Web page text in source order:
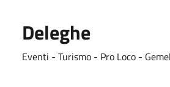
Deleghe
Eventi - Turismo - Pro Loco -